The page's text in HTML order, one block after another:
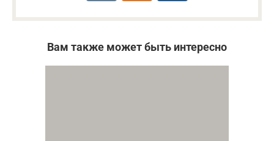
Вам также может быть интересно